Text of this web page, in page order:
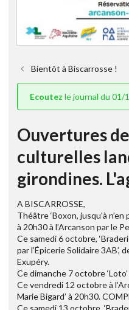
Bientôt à Biscarrosse !
Ecoutez le journal du 01/
Ouvertures
culturelles
girondines.
A BISCARROSSE,
Théâtre ‘Boxon, jusqu’à
à 20h30 à l’Arcanson par le
Ce samedi 6 octobre,
par l’Épicerie Solidaire 3AB’,
Exupéry.
Ce dimanche 7 octobre
Ce vendredi 12 octobre à
Marie Bigard’ à 20h30.
Ce samedi 13 octobre,